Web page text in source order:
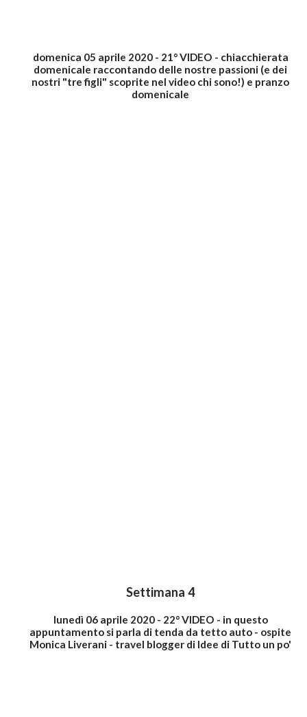
domenica 05 aprile 2020 - 21° VIDEO - chiacchierata
domenicale raccontando delle nostre passioni (e dei
nostri "tre figli" scoprite nel video chi sono!) e pranzo
domenicale
Settimana 4
lunedì 06 aprile 2020 - 22° VIDEO - in questo
appuntamento si parla di tenda da tetto auto - ospite
Monica Liverani - travel blogger di Idee di Tutto un po'